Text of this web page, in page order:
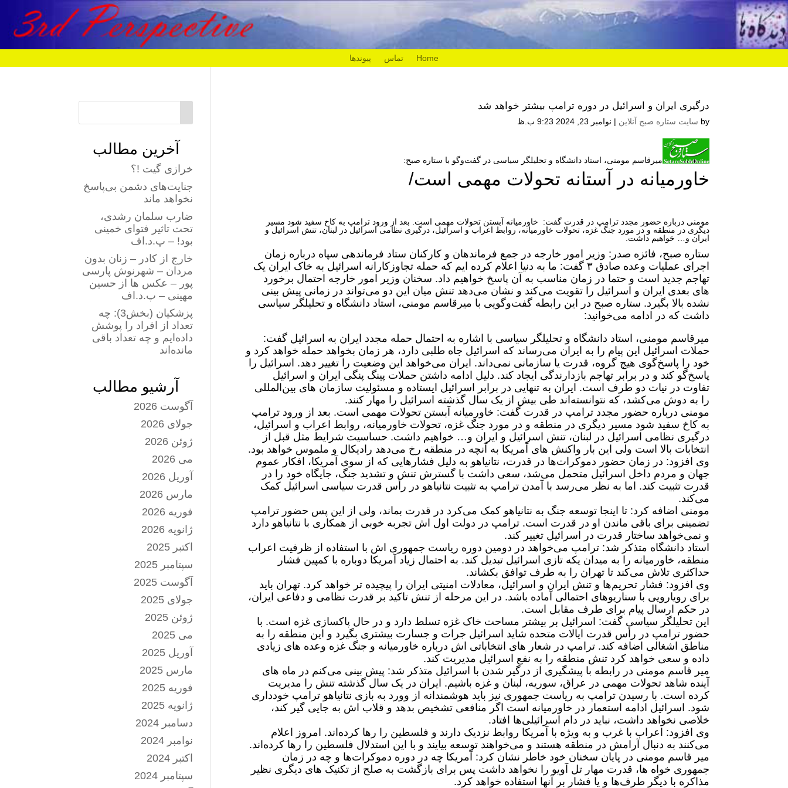
Home تماس پیوندها
درگیری ایران و اسرائیل در دوره ترامپ بیشتر خواهد شد
by سایت ستاره صبح آنلاین | نوامبر 23, 2024 9:23 ب.ظ
میرقاسم مومنی، استاد دانشگاه و تحلیلگر سیاسی در گفت‌وگو با ستاره صبح:
خاورمیانه در آستانه تحولات مهمی است/
مومنی درباره حضور مجدد ترامپ در قدرت گفت: خاورمیانه آبستن تحولات مهمی است. بعد از ورود ترامپ به کاخ سفید شود مسیر
دیگری در منطقه و در مورد جنگ غزه، تحولات خاورمیانه، روابط اعراب و اسرائیل، درگیری نظامی اسرائیل در لبنان، تنش اسرائیل و
ایران و… خواهیم داشت.
ستاره صبح، فائزه صدر: وزیر امور خارجه در جمع فرماندهان و کارکنان ستاد فرماندهی سپاه درباره زمان
اجرای عملیات وعده صادق ۳ گفت: ما به دنیا اعلام کرده ‌ایم که حمله تجاوزکارانه اسرائیل به خاک ایران یک
تهاجم جدید است و حتما در زمان مناسب به آن پاسخ خواهیم داد. سخنان وزیر امور خارجه احتمال برخورد
های بعدی ایران و اسرائیل را تقویت می‌کند و نشان می‌دهد تنش میان این دو می‌تواند در زمانی پیش بینی
نشده بالا بگیرد. ستاره صبح در این رابطه گفت‌وگویی با میرقاسم مومنی، استاد دانشگاه و تحلیلگر سیاسی
داشت که در ادامه می‌خوانید:
میرقاسم مومنی، استاد دانشگاه و تحلیلگر سیاسی با اشاره به احتمال حمله مجدد ایران به اسرائیل گفت:
حملات اسرائیل این پیام را به ایران می‌رساند که اسرائیل جاه طلبی دارد، هر زمان بخواهد حمله خواهد کرد و
خود را پاسخ‌گوی هیچ گروه، قدرت یا سازمانی نمی‌داند. ایران می‌خواهد این وضعیت را تغییر دهد. اسرائیل را
پاسخ‌گو کند و در برابر تهاجم بازدارندگی ایجاد کند. دلیل ادامه داشتن حملات پینگ پنگی ایران و اسرائیل
تفاوت در نیات دو طرف است. ایران به تنهایی در برابر اسرائیل ایستاده و مسئولیت سازمان های بین‌المللی
را به دوش می‌کشد، که نتوانسته‌اند طی بیش از یک سال گذشته اسرائیل را مهار کنند.
مومنی درباره حضور مجدد ترامپ در قدرت گفت: خاورمیانه آبستن تحولات مهمی است. بعد از ورود ترامپ
به کاخ سفید شود مسیر دیگری در منطقه و در مورد جنگ غزه، تحولات خاورمیانه، روابط اعراب و اسرائیل،
درگیری نظامی اسرائیل در لبنان، تنش اسرائیل و ایران و… خواهیم داشت. حساسیت شرایط مثل قبل از
انتخابات بالا است ولی این بار واکنش های آمریکا به آنچه در منطقه رخ می‌دهد رادیکال و ملموس خواهد بود.
وی افزود: در زمان حضور دموکرات‌ها در قدرت، نتانیاهو به دلیل فشارهایی که از سوی آمریکا، افکار عموم
جهان و مردم داخل اسرائیل متحمل می‌شد، سعی داشت با گسترش تنش و تشدید جنگ، جایگاه خود را در
قدرت تثبیت کند. اما به نظر می‌رسد با آمدن ترامپ به تثبیت نتانیاهو در رأس قدرت سیاسی اسرائیل کمک
می‌کند.
مومنی اضافه کرد: تا اینجا توسعه جنگ به نتانیاهو کمک می‌کرد در قدرت بماند، ولی از این پس حضور ترامپ
تضمینی برای باقی ماندن او در قدرت است. ترامپ در دولت اول اش تجربه خوبی از همکاری با نتانیاهو دارد
و نمی‌خواهد ساختار قدرت در اسرائیل تغییر کند.
استاد دانشگاه متذکر شد: ترامپ می‌خواهد در دومین دوره ریاست جمهوری اش با استفاده از ظرفیت اعراب
منطقه، خاورمیانه را به میدان یکه تازی اسرائیل تبدیل کند. به احتمال زیاد آمریکا دوباره با کمپین فشار
حداکثری تلاش می‌کند تا تهران را به طرف توافق بکشاند.
وی افزود: فشار تحریم‌ها و تنش ایران و اسرائیل، معادلات امنیتی ایران را پیچیده ‌تر خواهد کرد. تهران باید
برای رویارویی با سناریو‌های احتمالی آماده باشد. در این مرحله از تنش تاکید بر قدرت نظامی و دفاعی ایران،
در حکم ارسال پیام برای طرف مقابل است.
این تحلیلگر سیاسی گفت: اسرائیل بر بیشتر مساحت خاک غزه تسلط دارد و در حال پاکسازی غزه است. با
حضور ترامپ در رأس قدرت ایالات متحده شاید اسرائیل جرات و جسارت بیشتری بگیرد و این منطقه را به
مناطق اشغالی اضافه کند. ترامپ در شعار های انتخاباتی اش درباره خاورمیانه و جنگ غزه وعده های زیادی
داده و سعی خواهد کرد تنش منطقه را به نفع اسرائیل مدیریت کند.
میر قاسم مومنی در رابطه با پیشگیری از درگیر شدن با اسرائیل متذکر شد: پیش بینی می‌کنم در ماه های
آینده شاهد تحولات مهمی در عراق، سوریه، لبنان و غزه باشیم. ایران در یک سال گذشته تنش را مدیریت
کرده است. با رسیدن ترامپ به ریاست جمهوری نیز باید هوشمندانه از وورد به بازی نتانیاهو ترامپ خودداری
شود. اسرائیل ادامه استعمار در خاورمیانه است اگر منافعی تشخیص بدهد و قلاب اش به جایی گیر کند،
خلاصی نخواهد داشت، نباید در دام اسرائیلی‌ها افتاد.
وی افزود: اعراب با غرب و به ویژه با آمریکا روابط نزدیک دارند و فلسطین را رها کرده‌اند. امروز اعلام
می‌کنند به دنبال آرامش در منطقه هستند و می‌خواهند توسعه بیایند و با این استدلال فلسطین را رها کرده‌اند.
میر قاسم مومنی در پایان سخنان خود خاطر نشان کرد: آمریکا چه در دوره دموکرات‌ها و چه در زمان
جمهوری خواه ها، قدرت مهار تل‌ آویو را نخواهد داشت پس برای بازگشت به صلح از تکنیک های دیگری نظیر
مذاکره با دیگر طرف‌ها و یا فشار بر آنها استفاده خواهد کرد.
آخرین مطالب
خرازی گیت !؟
جنایت‌های دشمن بی‌پاسخ
نخواهد ماند
ضارب سلمان رشدی،
تحت تاثیر فتوای خمینی
بود! – پ.د.اف
خارج از کادر – زنان بدون
مردان – شهرنوش پارسی
پور – عکس ها از حسین
مهینی – پ.د.اف
پزشکیان (بخش3): چه
تعداد از افراد را پوشش
داده‌ایم و چه تعداد باقی
مانده‌اند
آرشیو مطالب
آگوست 2026
جولای 2026
ژوئن 2026
می 2026
آوریل 2026
مارس 2026
فوریه 2026
ژانویه 2026
اکتبر 2025
سپتامبر 2025
آگوست 2025
جولای 2025
ژوئن 2025
می 2025
آوریل 2025
مارس 2025
فوریه 2025
ژانویه 2025
دسامبر 2024
نوامبر 2024
اکتبر 2024
سپتامبر 2024